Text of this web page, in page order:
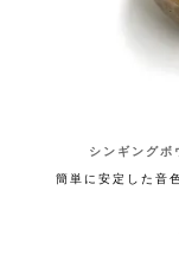
シンギング
簡単に安定した音